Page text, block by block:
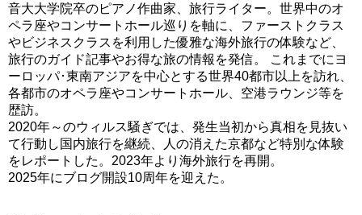
音大大学院卒のピアノ作曲家、旅行ライター。世界中のオ
ペラ座やコンサートホール巡りを軸に、ファーストクラス
やビジネスクラスを利用した優雅な海外旅行の体験など、
旅行のガイド記事やお得な旅の情報を発信。 これまでにヨ
ーロッパ･東南アジアを中心とする世界40都市以上を訪れ、
各都市のオペラ座やコンサートホール、空港ラウンジ等を
歴訪。
2020年～のウィルス騒ぎでは、発生当初から真相を見抜い
て行動し国内旅行を継続、人の消えた京都など特別な体験
をレポートした。2023年より海外旅行を再開。
2025年にブログ開設10周年を迎えた。